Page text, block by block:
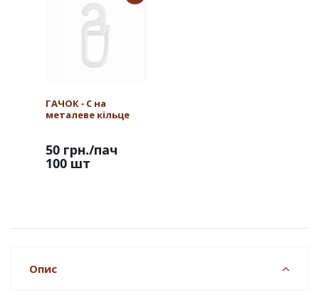
ГАЧОК - С на
металеве кільце
50 грн./пач
100 шт
Опис